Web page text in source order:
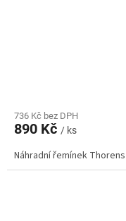
736 Kč bez DPH
890 Kč / ks
Náhradní řemínek Thorens